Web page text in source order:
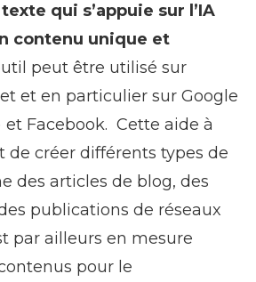
qui s’appuie sur l’IA
contenu unique et
peut être utilisé sur
et en particulier sur Google
et Facebook. Cette aide à
de créer différents types de
des articles de blog, des
publications de réseaux
par ailleurs en mesure
pour le